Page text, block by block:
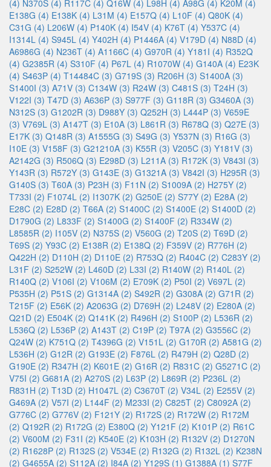
(4) N370S (4) R117C (4) Q16W (4) L98H (4) A98G (4) K20M (4)
E138G (4) E138K (4) L31M (4) E157Q (4) L10F (4) Q80K (4)
C31G (4) L206W (4) P140K (4) I54V (4) K76T (4) Y537C (4)
I1314L (4) S945L (4) Y402H (4) P1446A (4) V179D (4) N88D (4)
A6986G (4) N236T (4) A1166C (4) G970R (4) Y181I (4) R352Q
(4) G2385R (4) S310F (4) P67L (4) R1070W (4) G140A (4) E23K
(4) S463P (4) T14484C (3) G719S (3) R206H (3) S1400A (3)
S1400I (3) A71V (3) C134W (3) R24W (3) C481S (3) T24H (3)
V122I (3) T47D (3) A636P (3) S977F (3) G118R (3) G3460A (3)
N312S (3) G1202R (3) D988Y (3) Q252H (3) L444P (3) V659E
(3) V769L (3) A147T (3) E10A (3) L861R (3) R678Q (3) Q27E (3)
E17K (3) Q148R (3) A1555G (3) S49G (3) Y537N (3) R16G (3)
I10E (3) V158F (3) G21210A (3) K55R (3) V205C (3) Y181V (3)
A2142G (3) R506Q (3) E298D (3) L211A (3) R172K (3) V843I (3)
Y143R (3) R572Y (3) G143E (3) G1321A (3) V842I (3) H295R (3)
G140S (3) T60A (3) P23H (3) F11N (2) S1009A (2) H275Y (2)
T733I (2) F1074L (2) I1307K (2) G250E (2) S77Y (2) E28A (2)
E28C (2) E28D (2) T66A (2) S1400C (2) S1400E (2) S1400D (2)
D1790G (2) L833F (2) S1400G (2) S1400F (2) R334W (2)
L8585R (2) I105V (2) N375S (2) V560G (2) T20S (2) T69D (2)
T69S (2) Y93C (2) E138R (2) E138Q (2) F359V (2) R776H (2)
Q422H (2) D110H (2) D110E (2) R753Q (2) R404C (2) C283Y (2)
L31F (2) S252W (2) L460D (2) L33I (2) R140W (2) R140L (2)
R140Q (2) V106I (2) V106M (2) E709K (2) P50I (2) V697L (2)
P535H (2) P51S (2) G1314A (2) S492R (2) G308A (2) G71R (2)
T215F (2) E56K (2) A2063G (2) D769H (2) L248V (2) E280A (2)
Q21D (2) E504K (2) Q141K (2) R496H (2) S100P (2) L536R (2)
L536Q (2) L536P (2) A143T (2) C19P (2) T97A (2) G3556C (2)
Q24W (2) K751Q (2) T4396G (2) V151L (2) G170R (2) A581G (2)
L536H (2) G12R (2) G193E (2) F876L (2) R479H (2) Q28D (2)
G190E (2) R347H (2) K601E (2) G16R (2) R831C (2) G5271C (2)
V75I (2) G681A (2) A270S (2) L63P (2) L869R (2) P236L (2)
R831H (2) T13D (2) H1047L (2) C3670T (2) V34L (2) E255V (2)
G469A (2) V57I (2) L144F (2) M233I (2) C825T (2) C8092A (2)
G776C (2) G776V (2) F121Y (2) R172S (2) R172W (2) R172M
(2) Q192R (2) R172G (2) E380Q (2) Y121F (2) K101P (2) R61C
(2) V600M (2) F31I (2) K540E (2) K103H (2) R132V (2) D1270N
(2) R1628P (2) R132S (2) V534E (2) R132G (2) R132L (2) K238N
(2) G4655A (2) S112A (2) I84A (2) Y129S (1) G1388A (1) S77F